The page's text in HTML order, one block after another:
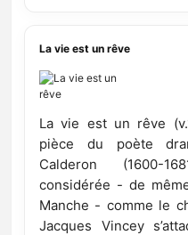
La vie est un rêve
La vie est un rêve
pièce du poète
Calderon (1600-
considérée - de
Manche - comme le
Jacques Vincey